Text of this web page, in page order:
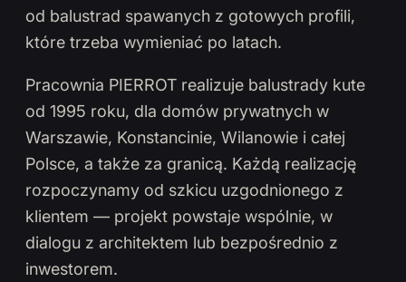
od balustrad spawanych z gotowych profili,
które trzeba wymieniać po latach.
Pracownia PIERROT realizuje balustrady kute
od 1995 roku, dla domów prywatnych w
Warszawie, Konstancinie, Wilanowie i całej
Polsce, a także za granicą. Każdą realizację
rozpoczynamy od szkicu uzgodnionego z
klientem — projekt powstaje wspólnie, w
dialogu z architektem lub bezpośrednio z
inwestorem.